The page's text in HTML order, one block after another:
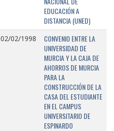
EDUCACIÓN A
DISTANCIA (UNED)
02/02/1998
CONVENIO ENTRE LA
UNIVERSIDAD DE
MURCIA Y LA CAJA DE
AHORROS DE MURCIA
PARA LA
CONSTRUCCIÓN DE LA
CASA DEL ESTUDIANTE
EN EL CAMPUS
UNIVERSITARIO DE
ESPINARDO